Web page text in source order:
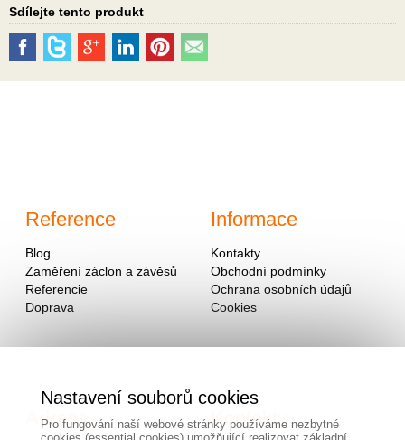
Sdílejte tento produkt
Reference
Blog
Zaměření záclon a závěsů
Referencie
Doprava
Informace
Kontakty
Obchodní podmínky
Ochrana osobních údajů
Cookies
Adresa Kontakty
Nastavení souborů cookies
Pro fungování naší webové stránky používáme nezbytné